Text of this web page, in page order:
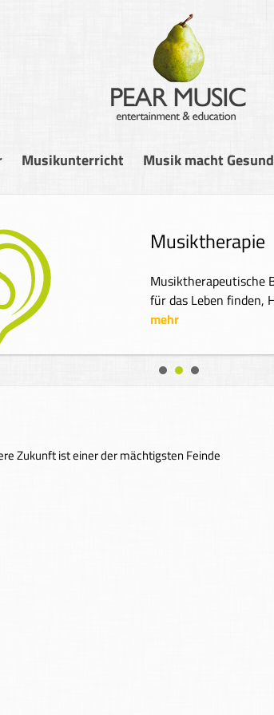
Musikunterricht Musik macht Gesund
Zukunft ist einer der mächtigsten Feinde